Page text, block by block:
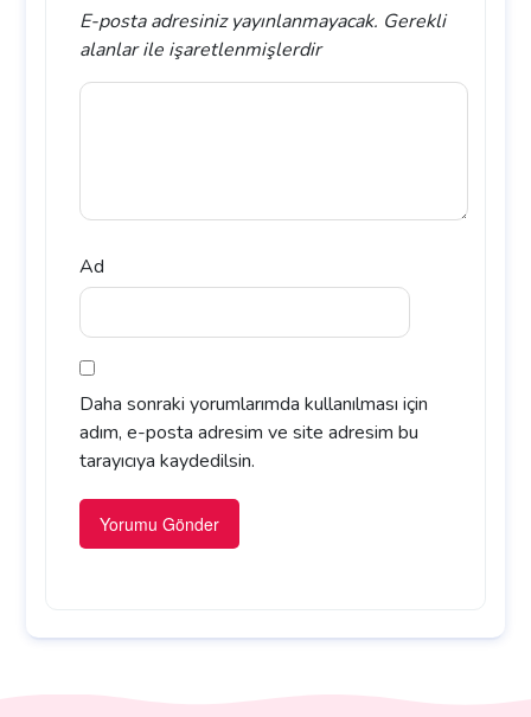
E-posta adresiniz yayınlanmayacak. Gerekli
alanlarile işaretlenmişlerdir
Ad
Daha sonraki yorumlarımda kullanılması için
adım, e-posta adresim ve site adresim bu
tarayıcıya kaydedilsin.